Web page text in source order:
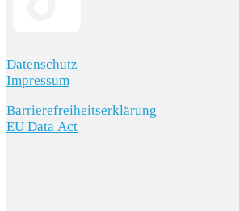
Datenschutz
Impressum
Barrierefreiheitserklärung
EU Data Act